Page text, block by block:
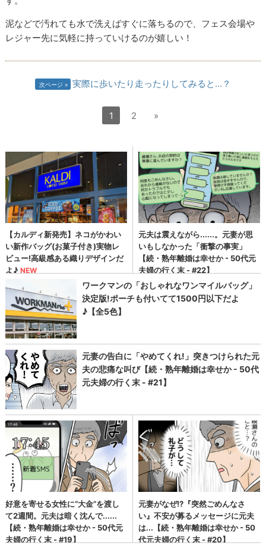
泥などで汚れても水で洗えばすぐに落ちるので、フェス会場や
レジャー先に気軽に持っていけるのが嬉しい！
次ページ 実際に歩いたり走ったりしてみると…？
1 2 »